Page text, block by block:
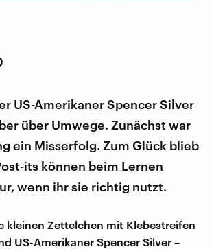
US-Amerikaner Spencer Silver
über Umwege. Zunächst war
ein Misserfolg. Zum Glück blieb
its können beim Lernen
wenn ihr sie richtig nutzt.
kleinen Zettelchen mit Klebestreifen
US-Amerikaner Spencer Silver –